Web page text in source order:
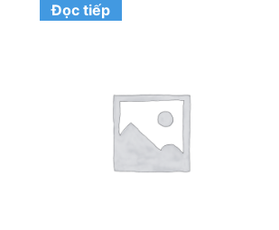
Đọc tiếp